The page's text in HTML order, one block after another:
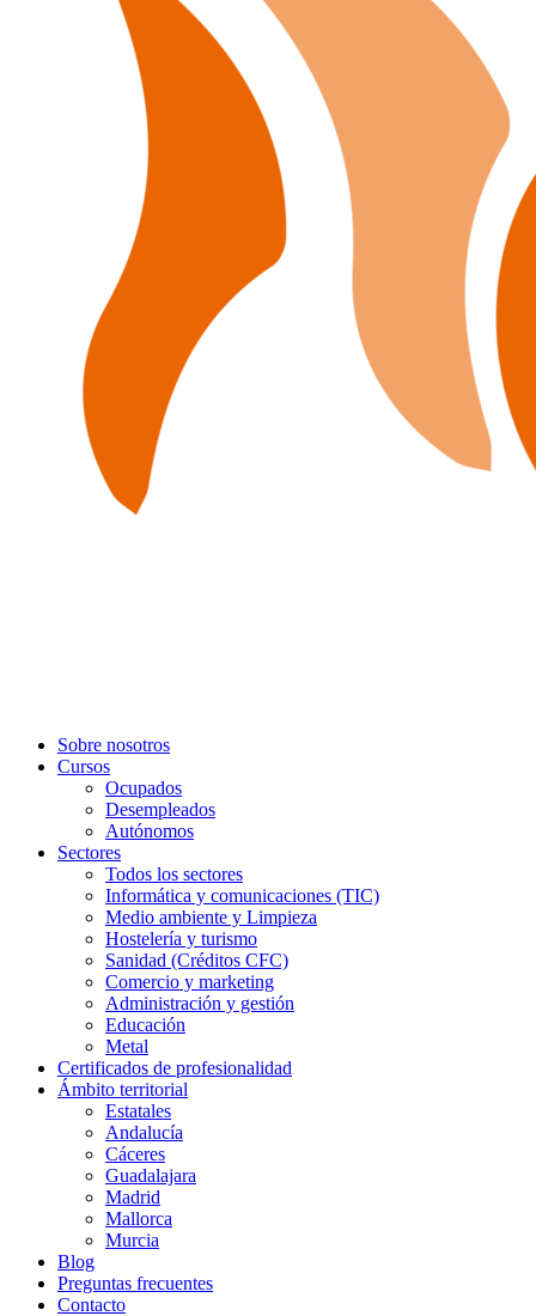
Sobre nosotros
Cursos
Ocupados
Desempleados
Autónomos
Sectores
Todos los sectores
Informática y comunicaciones (TIC)
Medio ambiente y Limpieza
Hostelería y turismo
Sanidad (Créditos CFC)
Comercio y marketing
Administración y gestión
Educación
Metal
Certificados de profesionalidad
Ámbito territorial
Estatales
Andalucía
Cáceres
Guadalajara
Madrid
Mallorca
Murcia
Blog
Preguntas frecuentes
Contacto